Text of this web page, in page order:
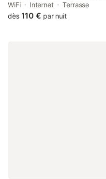
friendly hotel offering rooms
as well as self-catering
WiFi Internet
Terrasse
dès 110 € par nuit